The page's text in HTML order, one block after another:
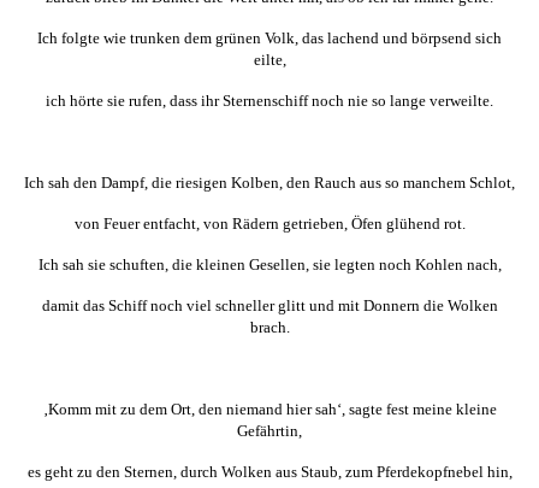
Ich folgte wie trunken dem grünen Volk, das lachend und börpsend sich
eilte,
ich hörte sie rufen, dass ihr Sternenschiff noch nie so lange verweilte.
Ich sah den Dampf, die riesigen Kolben, den Rauch aus so manchem Schlot,
von Feuer entfacht, von Rädern getrieben, Öfen glühend rot.
Ich sah sie schuften, die kleinen Gesellen, sie legten noch Kohlen nach,
damit das Schiff noch viel schneller glitt und mit Donnern die Wolken
brach.
‚Komm mit zu dem Ort, den niemand hier sah‘, sagte fest meine kleine
Gefährtin,
es geht zu den Sternen, durch Wolken aus Staub, zum Pferdekopfnebel hin,